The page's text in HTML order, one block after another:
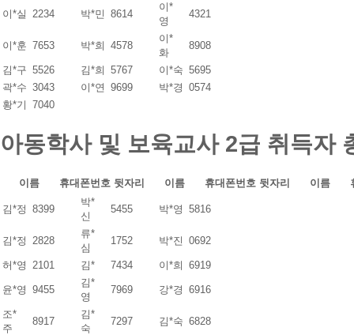
이*실 2234 박*민 8614
이*
영
4321
이*훈 7653 박*희 4578
이*
화
8908
김*구 5526 김*희 5767 이*숙 5695
곽*수 3043 이*연 9699 박*경 0574
황*기 7040
아동학사 및 보육교사 2급 취득자
이름 휴대폰번호 뒷자리 이름 휴대폰번호 뒷자리 이름
김*정 8399
박*
신
5455 박*영 5816
김*정 2828
류*
심
1752 박*진 0692
허*영 2101 김* 7434 이*희 6919
윤*영 9455
김*
영
7969 강*경 6916
조*
주
8917
김*
숙
7297 김*숙 6828